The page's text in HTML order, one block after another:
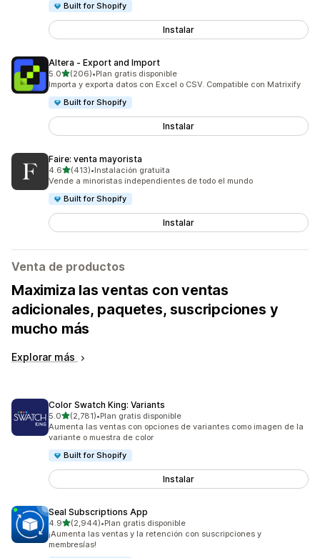
Built for Shopify
Instalar
Altera ‑ Export and Import
5.0de 5 estrellas
(206)
206 reseñas en total
•Plan gratis disponible
Importa y exporta datos con Excel o CSV. Compatible con Matrixify
Built for Shopify
Instalar
Faire: venta mayorista
4.6de 5 estrellas
(413)
413 reseñas en total
•Instalación gratuita
Vende a minoristas independientes de todo el mundo
Built for Shopify
Instalar
Venta de productos
Maximiza las ventas con ventas
adicionales, paquetes, suscripciones y
mucho más
Explorar más
Color Swatch King: Variants
5.0de 5 estrellas
(2,781)
2781 reseñas en total
•Plan gratis disponible
Aumenta las ventas con opciones de variantes como imagen de la
variante o muestra de color
Built for Shopify
Instalar
Seal Subscriptions App
4.9de 5 estrellas
(2,944)
2944 reseñas en total
•Plan gratis disponible
¡Aumenta las ventas y la retención con suscripciones y
membresías!